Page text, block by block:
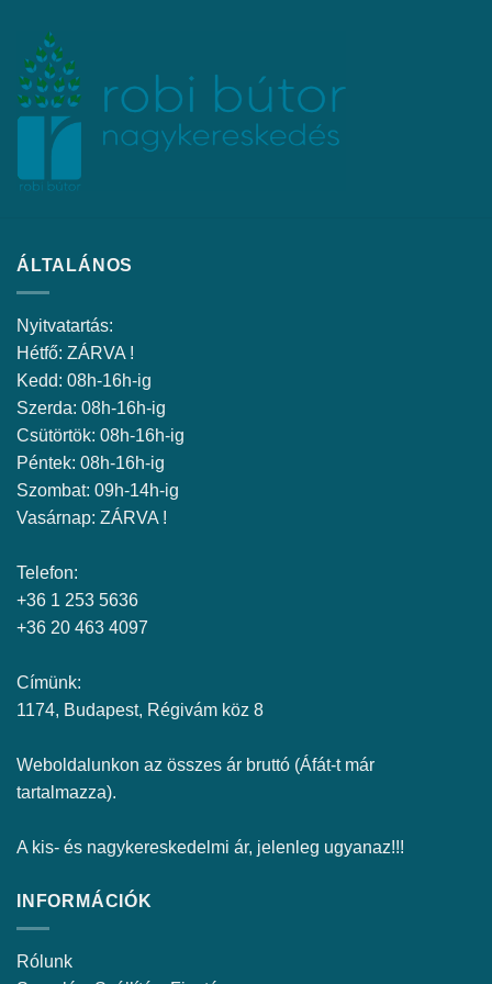
ÁLTALÁNOS
Nyitvatartás:
Hétfő: ZÁRVA !
Kedd: 08h-16h-ig
Szerda: 08h-16h-ig
Csütörtök: 08h-16h-ig
Péntek: 08h-16h-ig
Szombat: 09h-14h-ig
Vasárnap: ZÁRVA !
Telefon:
+36 1 253 5636
+36 20 463 4097
Címünk:
1174, Budapest, Régivám köz 8
Weboldalunkon az összes ár bruttó (Áfát-t már
tartalmazza).
A kis- és nagykereskedelmi ár, jelenleg ugyanaz!!!
INFORMÁCIÓK
Rólunk